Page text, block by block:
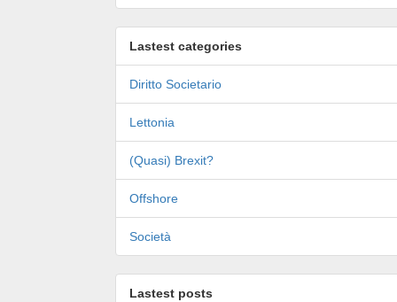
Lastest categories
Diritto Societario
Lettonia
(Quasi) Brexit?
Offshore
Società
Lastest posts